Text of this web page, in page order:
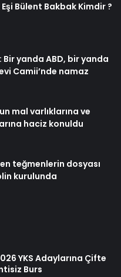
Bülent Bakbak Kimdir ?
Bir yanda ABD, bir yanda
Camii’nde namaz
mal varlıklarına ve
haciz konuldu
teğmenlerin dosyası
kurulunda
YKS Adaylarına Çifte
Burs